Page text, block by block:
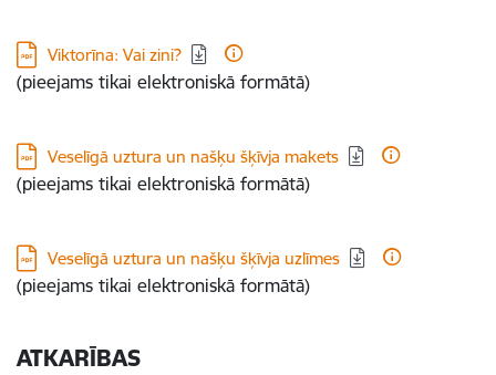
Lejupielādēt:
Viktorīna: Vai zini?
(pieejams tikai elektroniskā formātā)
Lejupielādēt:
Veselīgā uztura un našķu šķīvja makets
(pieejams tikai elektroniskā formātā)
Lejupielādēt:
Veselīgā uztura un našķu šķīvja uzlīmes
(pieejams tikai elektroniskā formātā)
ATKARĪBAS